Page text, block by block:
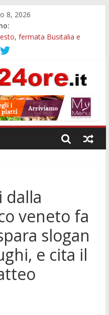
8, 2026
fermata Busitalia e
arresto a
euro per Comuni e
controlli su strade, stazioni
200 euro per l’abbonamento
dalla
veneto fa
slogan
e cita il